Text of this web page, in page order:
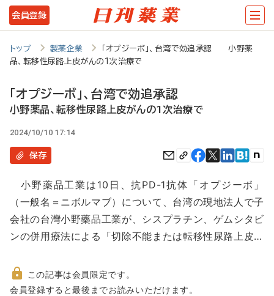
メ
イ
テ
ツ
に
会員登録
トップ 製薬企業
「オプジーボ」、台湾で効追承認 小野薬
品、転移性尿路上皮がんの1次治療で
「オプジーボ」、台湾で効追承認
小野薬品、転移性尿路上皮がんの1次治療で
2024/10/10 17:14
保存
小野薬品工業は10日、抗PD-1抗体「オプジーボ」
（一般名＝ニボルマブ）について、台湾の現地法人で子
会社の台灣小野藥品工業が、シスプラチン、ゲムシタビ
ンの併用療法による「切除不能または転移性尿路上皮…
非
この記事は会員限定です。
会員登録すると最後までお読みいただけます。